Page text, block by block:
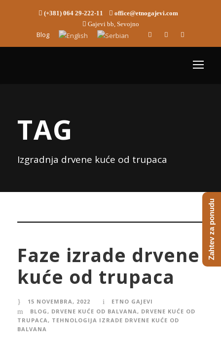
(+381) 064 29-222-11
office@etnogajevi.com
Gajevi bb, Sevojno
Blog
TAG
Izgradnja drvene kuće od trupaca
Faze izrade drvene
kuće od trupaca
15 NOVEMBRA, 2022
ETNO GAJEVI
BLOG , DRVENE KUĆE OD BALVANA , DRVENE KUĆE OD
TRUPACA , TEHNOLOGIJA IZRADE DRVENE KUĆE OD
BALVANA
Zahtev za ponudu